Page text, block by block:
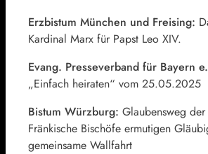
Erzbistum München und Freising:
Kardinal Marx für Papst Leo XIV.
Evang. Presseverband für Bayern
„Einfach heiraten“ vom 25.05.2025
Bistum Würzburg: Glaubensweg
Fränkische Bischöfe ermutigen
gemeinsame Wallfahrt